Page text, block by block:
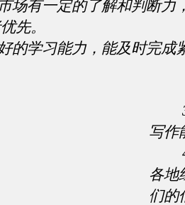
有一定的了解和判断力
先。
学习能力，能及时完成
3
写作
4
各地
们的